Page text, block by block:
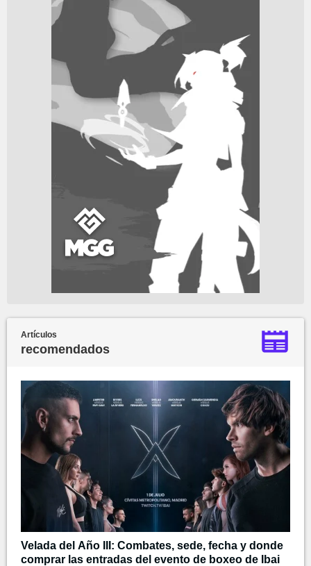
Artículos
recomendados
Velada del Año III: Combates, sede, fecha y donde
comprar las entradas del evento de boxeo de Ibai